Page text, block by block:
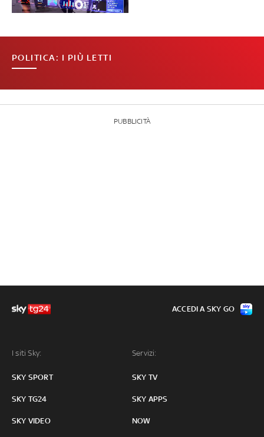
POLITICA: I PIÙ LETTI
PUBBLICITÀ
I siti Sky:
SKY SPORT
SKY TG24
SKY VIDEO
Servizi:
SKY TV
SKY APPS
NOW
ACCEDI A SKY GO